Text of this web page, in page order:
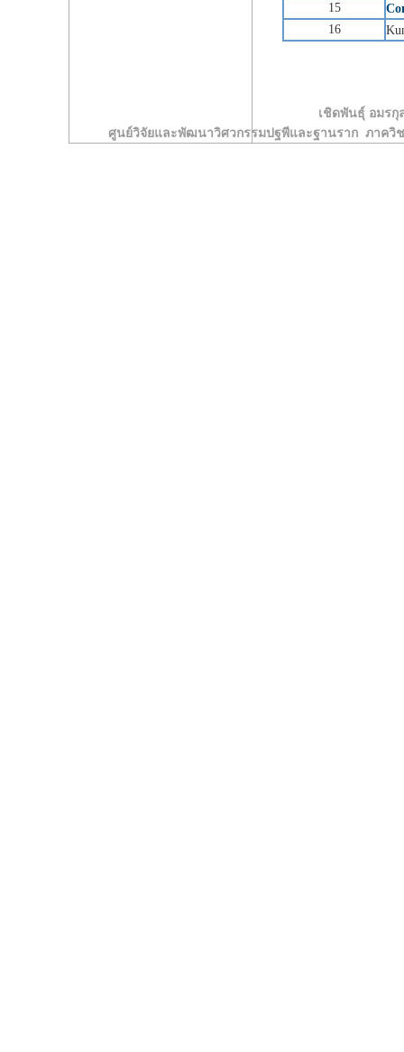
15
16
เชิดพันธุ์ อมร
ศูนย์วิจัยและพัฒนาวิศวกรรมปฐพีและฐานราก ภาค